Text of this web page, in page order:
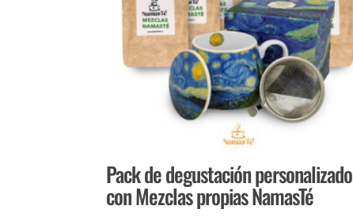
Pack de degustación personalizado
con Mezclas propias NamasTé